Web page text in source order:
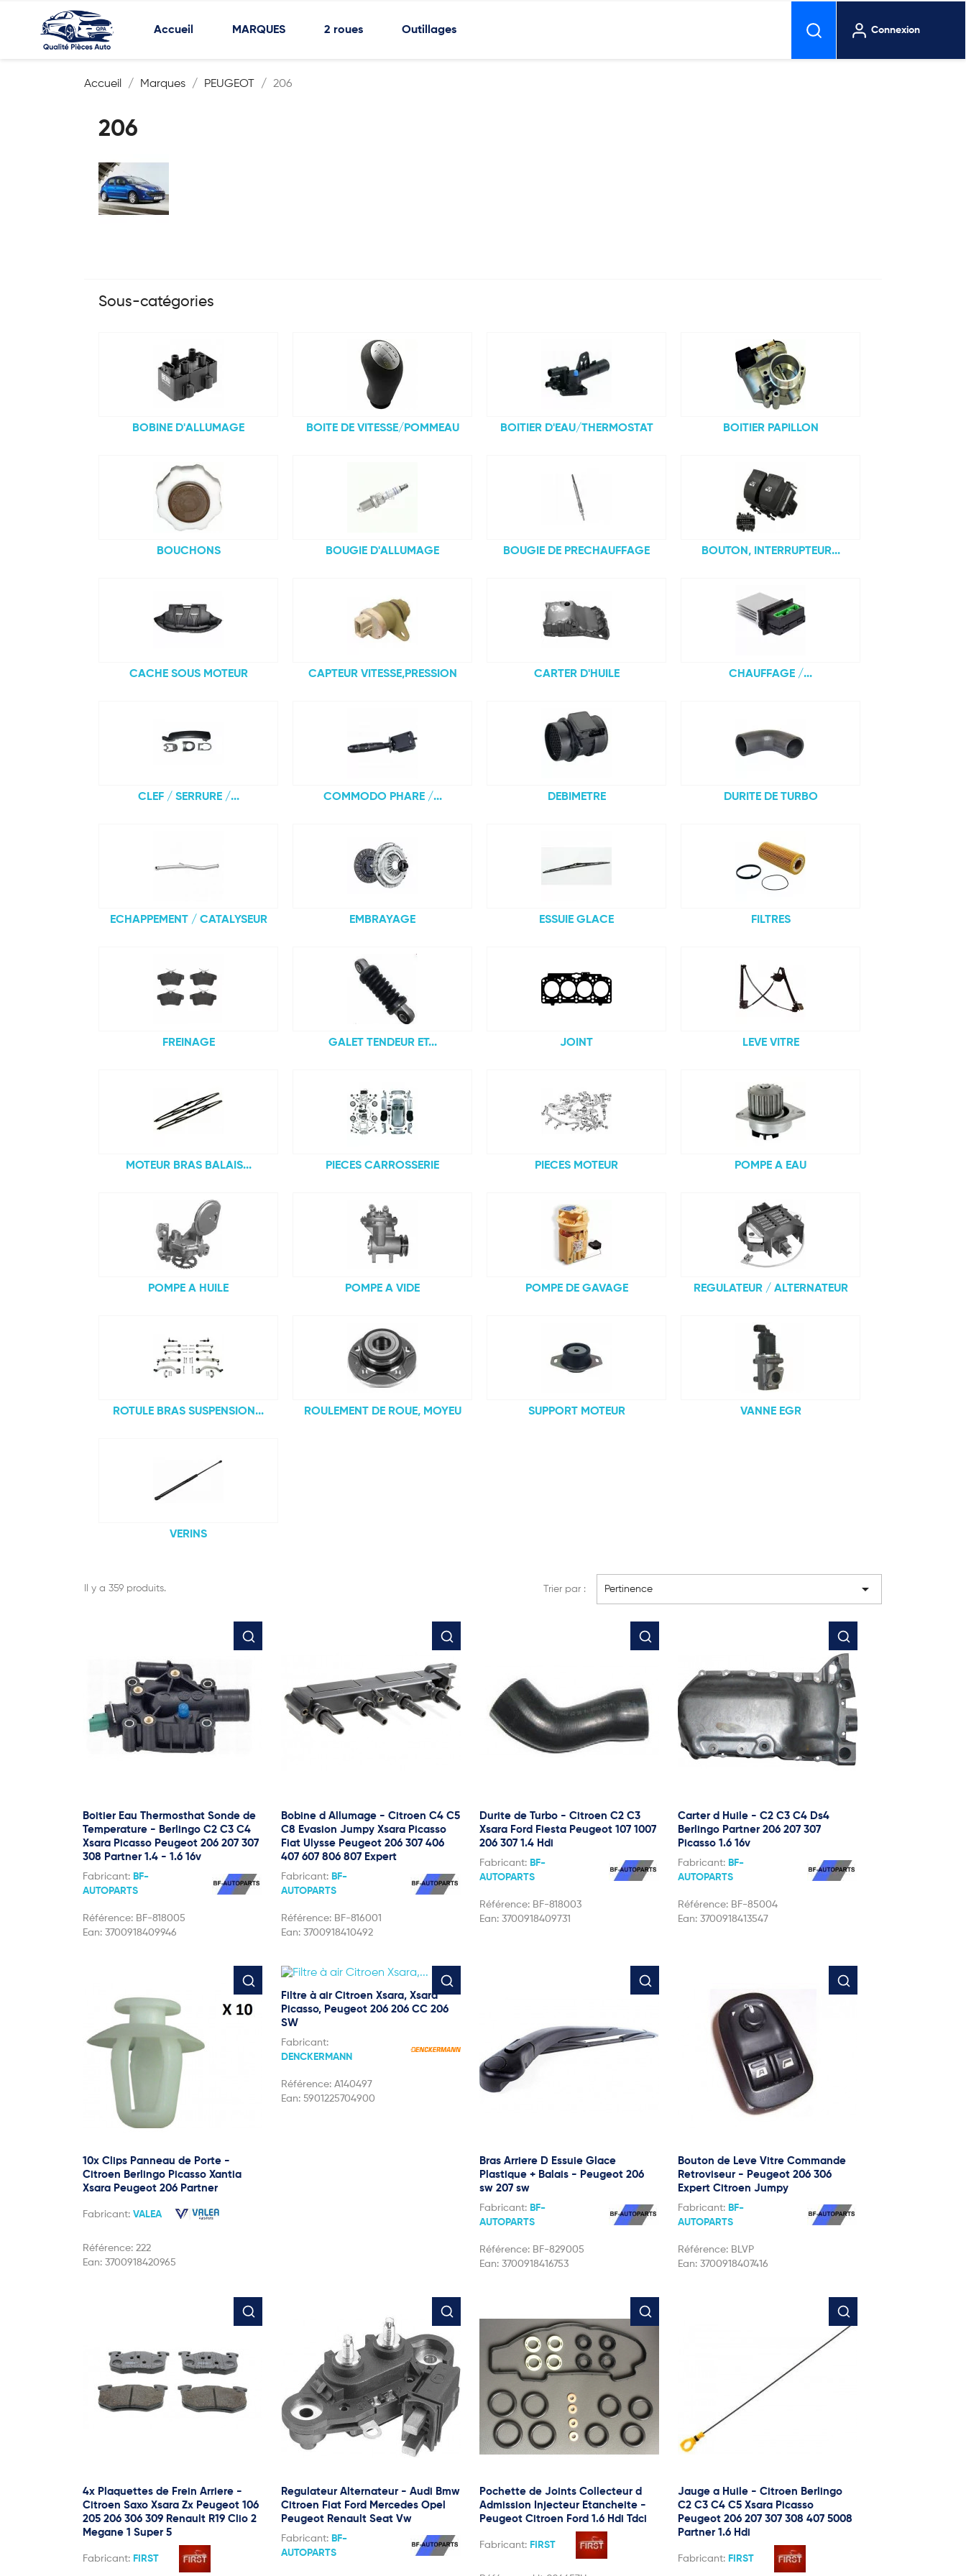
Accueil MARQUES 2 roues Outillages Connexion
Accueil Marques PEUGEOT 206
206
Sous-catégories
BOBINE D'ALLUMAGE BOITE DE VITESSE/POMMEAU BOITIER D'EAU/THERMOSTAT BOITIER PAPILLON
BOUCHONS BOUGIE D'ALLUMAGE BOUGIE DE PRECHAUFFAGE BOUTON, INTERRUPTEUR...
CACHE SOUS MOTEUR CAPTEUR VITESSE,PRESSION CARTER D'HUILE CHAUFFAGE /...
CLEF / SERRURE /... COMMODO PHARE /... DEBIMETRE DURITE DE TURBO
ECHAPPEMENT / CATALYSEUR EMBRAYAGE ESSUIE GLACE FILTRES
FREINAGE GALET TENDEUR ET... JOINT LEVE VITRE
MOTEUR BRAS BALAIS... PIECES CARROSSERIE PIECES MOTEUR POMPE A EAU
POMPE A HUILE POMPE A VIDE POMPE DE GAVAGE REGULATEUR / ALTERNATEUR
ROTULE BRAS SUSPENSION... ROULEMENT DE ROUE, MOYEU SUPPORT MOTEUR VANNE EGR
VERINS
Il y a 359 produits. Trier par : Pertinence 
Boitier Eau Thermosthat Sonde de
Temperature - Berlingo C2 C3 C4
Xsara Picasso Peugeot 206 207 307
308 Partner 1.4 - 1.6 16v
Fabricant: BF-
AUTOPARTS
Référence: BF-818005
Ean: 3700918409946
Bobine d Allumage - Citroen C4 C5
C8 Evasion Jumpy Xsara Picasso
Fiat Ulysse Peugeot 206 307 406
407 607 806 807 Expert
Fabricant: BF-
AUTOPARTS
Référence: BF-816001
Ean: 3700918410492
Durite de Turbo - Citroen C2 C3
Xsara Ford Fiesta Peugeot 107 1007
206 307 1.4 Hdi
Fabricant: BF-
AUTOPARTS
Référence: BF-818003
Ean: 3700918409731
Carter d Huile - C2 C3 C4 Ds4
Berlingo Partner 206 207 307
Picasso 1.6 16v
Fabricant: BF-
AUTOPARTS
Référence: BF-85004
Ean: 3700918413547
10x Clips Panneau de Porte -
Citroen Berlingo Picasso Xantia
Xsara Peugeot 206 Partner
Fabricant: VALEA
Référence: 222
Ean: 3700918420965
Filtre à air Citroen Xsara, Xsara
Picasso, Peugeot 206 206 CC 206
SW
Fabricant:
DENCKERMANN
Référence: A140497
Ean: 5901225704900
Bras Arriere D Essuie Glace
Plastique + Balais - Peugeot 206
sw 207 sw
Fabricant: BF-
AUTOPARTS
Référence: BF-829005
Ean: 3700918416753
Bouton de Leve Vitre Commande
Retroviseur - Peugeot 206 306
Expert Citroen Jumpy
Fabricant: BF-
AUTOPARTS
Référence: BLVP
Ean: 3700918407416
4x Plaquettes de Frein Arriere -
Citroen Saxo Xsara Zx Peugeot 106
205 206 306 309 Renault R19 Clio 2
Megane 1 Super 5
Fabricant: FIRST
Regulateur Alternateur - Audi Bmw
Citroen Fiat Ford Mercedes Opel
Peugeot Renault Seat Vw
Fabricant: BF-
AUTOPARTS
Pochette de Joints Collecteur d
Admission Injecteur Etancheite -
Peugeot Citroen Ford 1.6 Hdi Tdci
Fabricant: FIRST
Jauge a Huile - Citroen Berlingo
C2 C3 C4 C5 Xsara Picasso
Peugeot 206 207 307 308 407 5008
Partner 1.6 Hdi
Fabricant: FIRST